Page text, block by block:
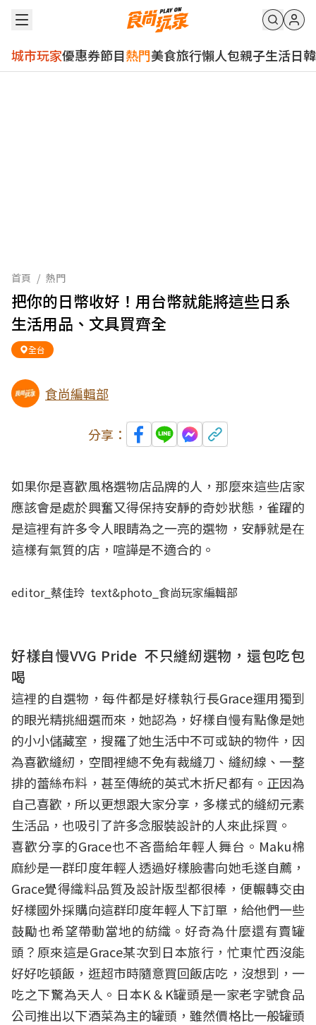
城市玩家優惠券節目熱門美食旅行懶人包親子生活日韓
首頁 / 熱門
把你的日幣收好！用台幣就能將這些日系
生活用品、文具買齊全
全台
食尚編輯部
分享：
如果你是喜歡風格選物店品牌的人，那麼來這些店家
應該會是處於興奮又得保持安靜的奇妙狀態，雀躍的
是這裡有許多令人眼睛為之一亮的選物，安靜就是在
這樣有氣質的店，喧譁是不適合的。
editor_蔡佳玲 text&photo_食尚玩家編輯部
好樣自慢VVG Pride 不只縫紉選物，還包吃包
喝
這裡的自選物，每件都是好樣執行長Grace運用獨到
的眼光精挑細選而來，她認為，好樣自慢有點像是她
的小小儲藏室，搜羅了她生活中不可或缺的物件，因
為喜歡縫紉，空間裡總不免有裁縫刀、縫紉線、一整
排的蕾絲布料，甚至傳統的英式木折尺都有。正因為
自己喜歡，所以更想跟大家分享，多樣式的縫紉元素
生活品，也吸引了許多念服裝設計的人來此採買。
喜歡分享的Grace也不吝嗇給年輕人舞台。Maku棉
麻紗是一群印度年輕人透過好樣臉書向她毛遂自薦，
Grace覺得織料品質及設計版型都很棒，便輾轉交由
好樣國外採購向這群印度年輕人下訂單，給他們一些
鼓勵也希望帶動當地的紡織。好奇為什麼還有賣罐
頭？原來這是Grace某次到日本旅行，忙東忙西沒能
好好吃頓飯，逛超市時隨意買回飯店吃，沒想到，一
吃之下驚為天人。日本K＆K罐頭是一家老字號食品
公司推出以下酒菜為主的罐頭，雖然價格比一般罐頭